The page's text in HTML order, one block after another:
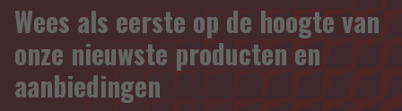
Wees als eerste op de hoogte van
onze nieuwste producten en
aanbiedingen